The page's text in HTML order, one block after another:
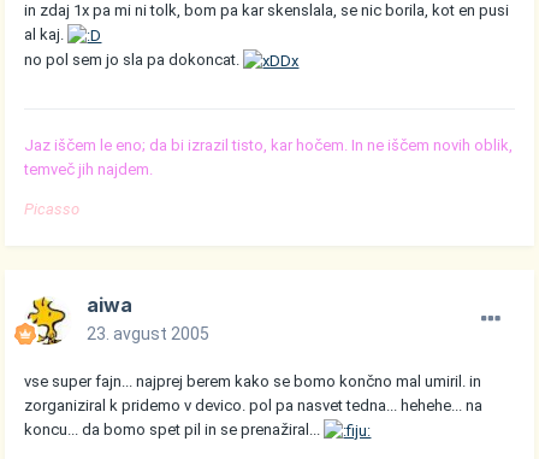
in zdaj 1x pa mi ni tolk, bom pa kar skenslala, se nic borila, kot en pusi
al kaj.
no pol sem jo sla pa dokoncat.
Jaz iščem le eno; da bi izrazil tisto, kar hočem. In ne iščem novih oblik,
temveč jih najdem.
Picasso
aiwa
23. avgust 2005
vse super fajn... najprej berem kako se bomo končno mal umiril. in
zorganiziral k pridemo v devico. pol pa nasvet tedna... hehehe... na
koncu... da bomo spet pil in se prenažiral...